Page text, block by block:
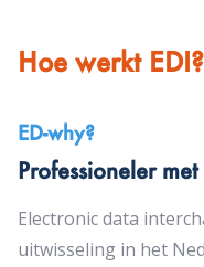
Hoe werkt EDI?
ED-why?
Professioneler met
Electronic data
uitwisseling in het